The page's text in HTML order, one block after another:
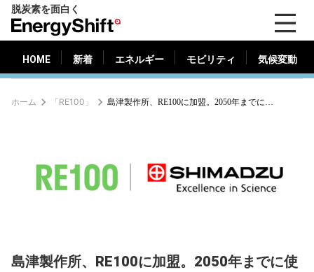
脱炭素を面白く
ナ
ジ
ー
フ
HOME 新着 エネルギー モビリティ 気候変動
新着 エネルギー 気候変動
ホーム 「RE100」 島津製作所、RE100に加盟。2050年までに使用電力すべてを再エネに
島津製作所、RE100に加盟。2050年までに使